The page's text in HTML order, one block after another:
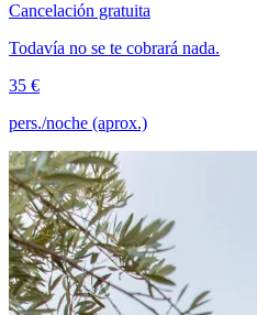
Cancelación gratuita
Todavía no se te cobrará nada.
35 €
pers./noche (aprox.)